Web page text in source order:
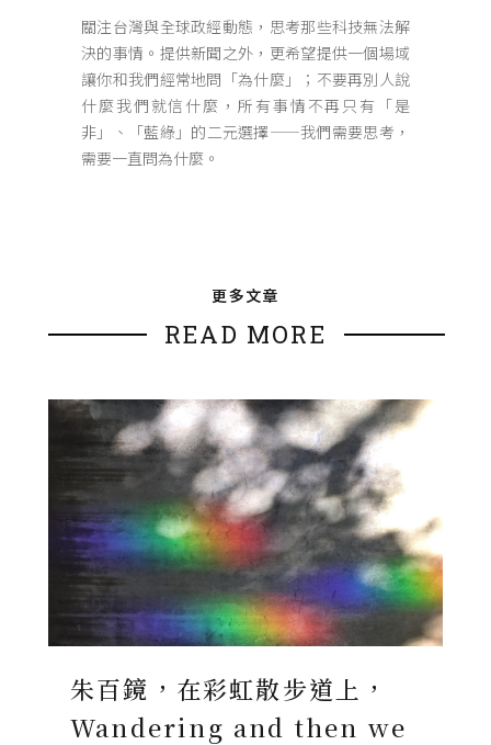
關注台灣與全球政經動態，思考那些科技無法解
決的事情。提供新聞之外，更希望提供一個場域
讓你和我們經常地問「為什麼」；不要再別人說
什麼我們就信什麼，所有事情不再只有「是
非」、「藍綠」的二元選擇——我們需要思考，
需要一直問為什麼。
更多文章
READ MORE
朱百鏡，在彩虹散步道上，
Wandering and then we